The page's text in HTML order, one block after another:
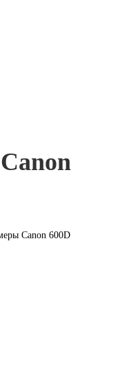
Canon 600D